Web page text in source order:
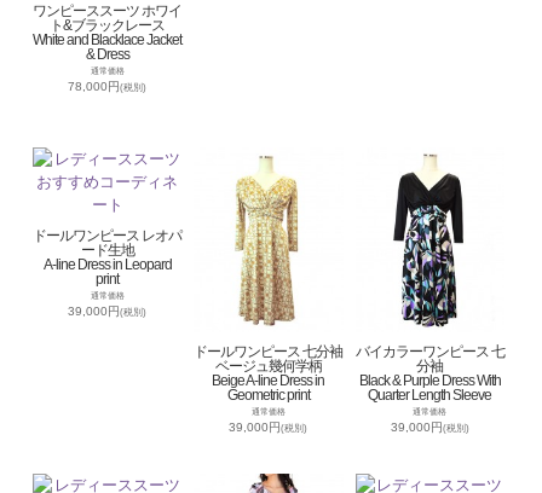
ワンピーススーツ ホワイ
ト&ブラックレース
White and Blacklace Jacket
& Dress
通常価格
78,000円(税別)
ドールワンピース レオパ
ード生地
A-line Dress in Leopard
print
通常価格
39,000円(税別)
ドールワンピース 七分袖
ベージュ幾何学柄
Beige A-line Dress in
Geometric print
通常価格
39,000円(税別)
バイカラーワンピース 七
分袖
Black & Purple Dress With
Quarter Length Sleeve
通常価格
39,000円(税別)